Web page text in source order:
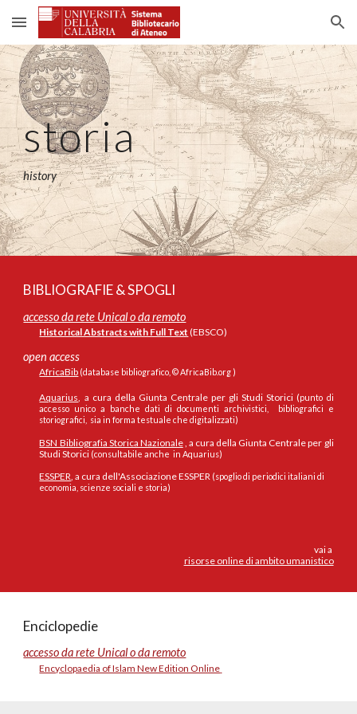
Skip to main content Skip to navigation
storia
history
BIBLIOGRAFIE & SPOGLI
accesso da rete Unical o da remoto
Historical Abstracts with Full Text (EBSCO)
open access
AfricaBib (database bibliografico,© AfricaBib.org )
Aquarius, a cura della Giunta Centrale per gli Studi Storici (punto di
accesso unico a banche dati di documenti archivistici, bibliografici e
storiografici, sia in forma testuale che digitalizzati)
BSN Bibliografia Storica Nazionale, a cura della Giunta Centrale per gli
Studi Storici (consultabile anche in Aquarius)
ESSPER, a cura dell'Associazione ESSPER (spoglio di periodici italiani di
economia, scienze sociali e storia)
vai a
risorse online di ambito umanistico
Enciclopedie
accesso da rete Unical o da remoto
Encyclopaedia of Islam New Edition Online